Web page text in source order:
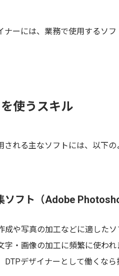
ナーには、業務で使用するソ
使うスキル
される主なソフトには、以下
ソフト（Adobe
成や写真の加工などに適した
字・画像の加工に頻繁に使わ
DTPデザイナーとして働くな